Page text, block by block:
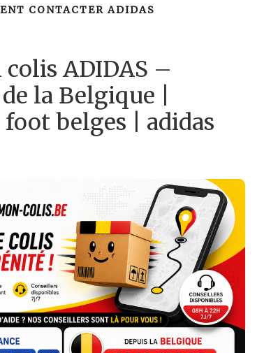
CONTACTER ADIDAS
ADIDAS –
la Belgique |
belges | adidas